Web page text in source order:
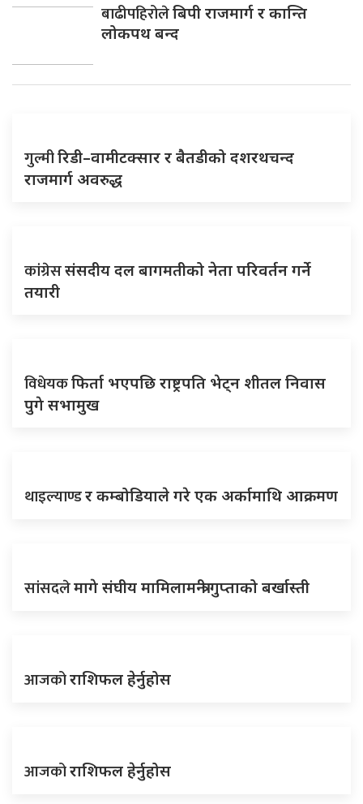
बाढीपहिरोलेबिपी राजमार्ग र कान्ति
लोकपथ बन्द
गुल्मीरिडी–वामीटक्सार र बैतडीको दशरथचन्द
राजमार्ग अवरुद्ध
कांग्रेससंसदीय दल बागमतीको नेता परिवर्तन गर्ने
तयारी
विधेयकफिर्ता भएपछि राष्ट्रपति भेट्न शीतल निवास
पुगे सभामुख
थाइल्याण्डर कम्बोडियाले गरे एक अर्कामाथि आक्रमण
सांसदलेमागे संघीय मामिलामन्त्री गुप्ताको बर्खास्ती
आजकोराशिफल हेर्नुहोस
आजकोराशिफल हेर्नुहोस